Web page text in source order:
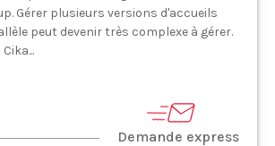
Gérer plusieurs versions d'accueils
peut devenir très complexe à gérer.
Demande express